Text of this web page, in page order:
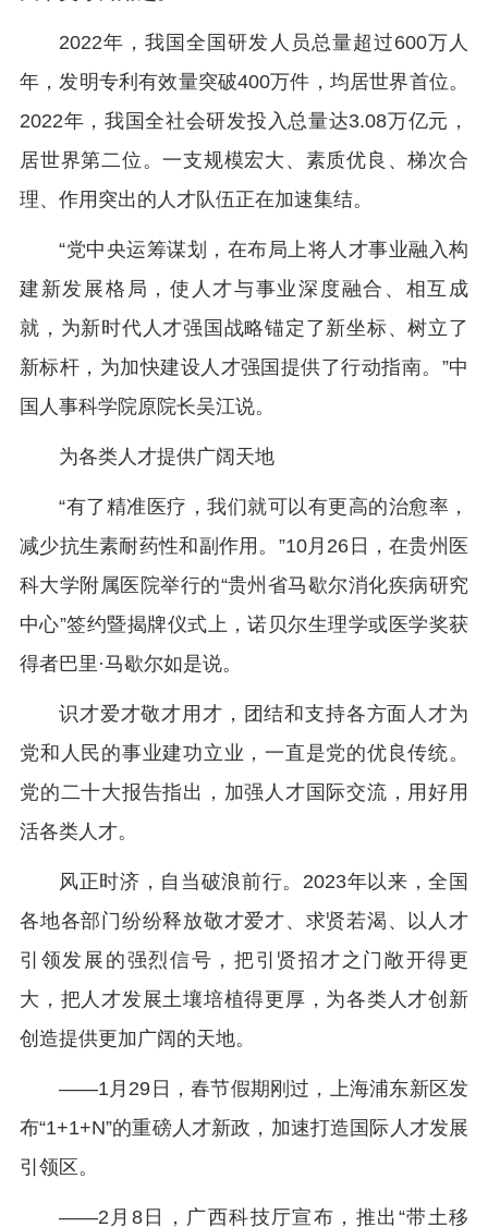
2022年，我国全国研发人员总量超过600万人
年，发明专利有效量突破400万件，均居世界首位。
2022年，我国全社会研发投入总量达3.08万亿元，
居世界第二位。一支规模宏大、素质优良、梯次合
理、作用突出的人才队伍正在加速集结。
“党中央运筹谋划，在布局上将人才事业融入构
建新发展格局，使人才与事业深度融合、相互成
就，为新时代人才强国战略锚定了新坐标、树立了
新标杆，为加快建设人才强国提供了行动指南。”中
国人事科学院原院长吴江说。
为各类人才提供广阔天地
“有了精准医疗，我们就可以有更高的治愈率，
减少抗生素耐药性和副作用。”10月26日，在贵州医
科大学附属医院举行的“贵州省马歇尔消化疾病研究
中心”签约暨揭牌仪式上，诺贝尔生理学或医学奖获
得者巴里·马歇尔如是说。
识才爱才敬才用才，团结和支持各方面人才为
党和人民的事业建功立业，一直是党的优良传统。
党的二十大报告指出，加强人才国际交流，用好用
活各类人才。
风正时济，自当破浪前行。2023年以来，全国
各地各部门纷纷释放敬才爱才、求贤若渴、以人才
引领发展的强烈信号，把引贤招才之门敞开得更
大，把人才发展土壤培植得更厚，为各类人才创新
创造提供更加广阔的天地。
——1月29日，春节假期刚过，上海浦东新区发
布“1+1+N”的重磅人才新政，加速打造国际人才发展
引领区。
——2月8日，广西科技厅宣布，推出“带土移